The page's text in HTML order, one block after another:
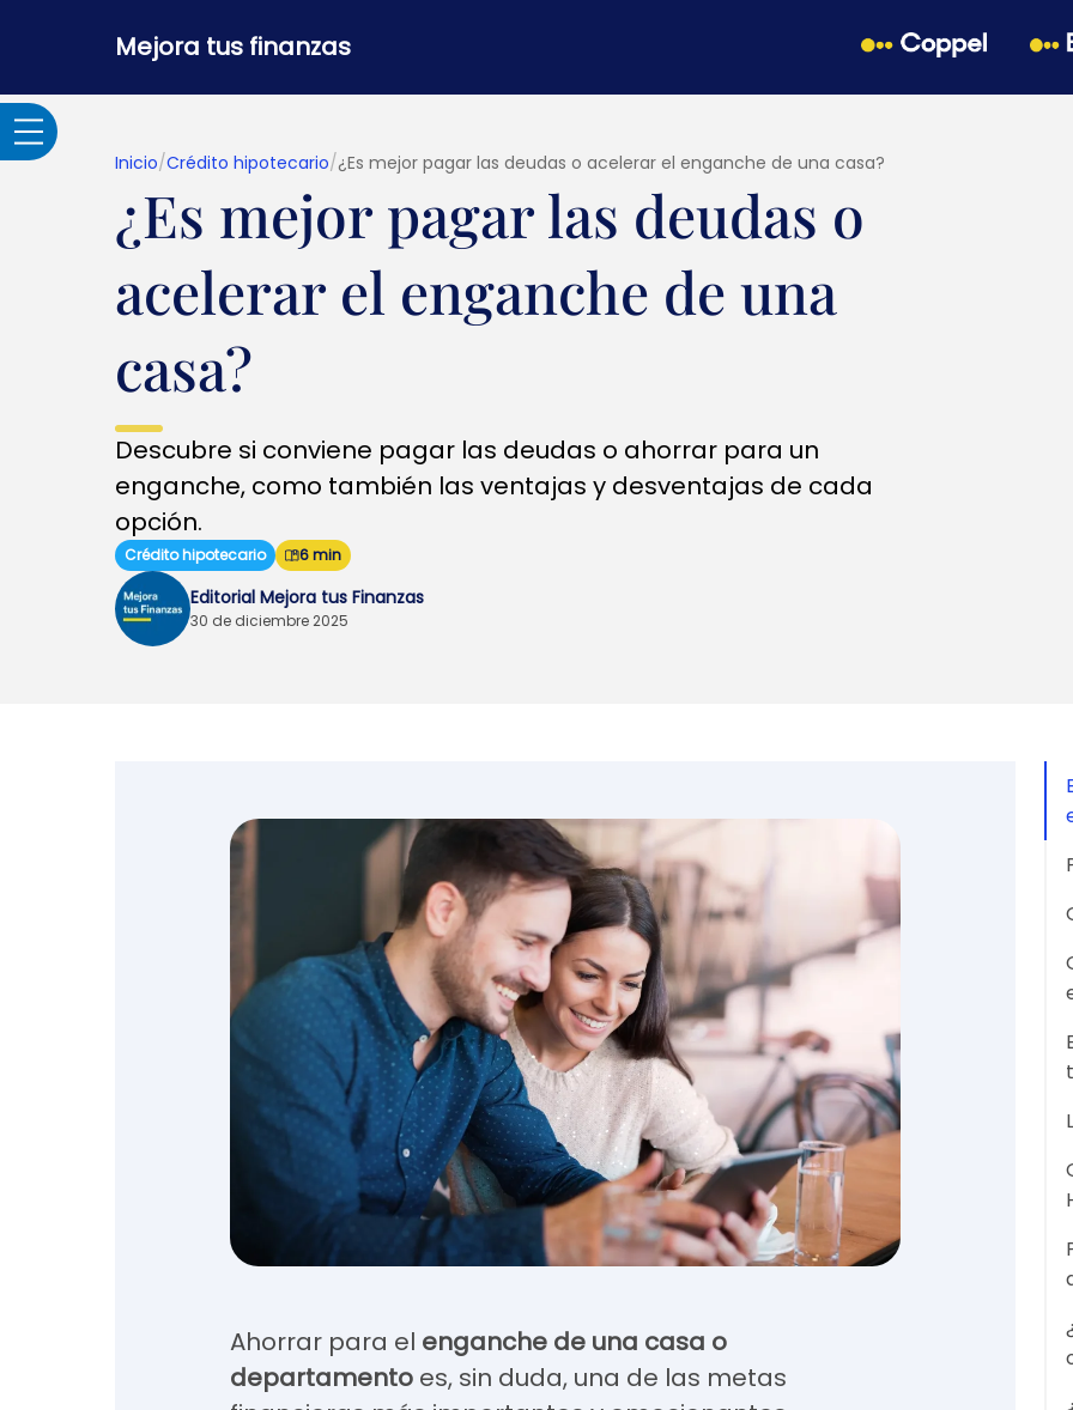
Mejora tus finanzas
Adultos Mayores
Banca por internet y
Crédito hipotecario
Créditos y
Emprendedores y
Inicio/Crédito hipotecario/¿Es mejor pagar las deudas o acelerar el enganche de una casa?
¿Es mejor pagar las deudas o
acelerar el enganche de una
casa?
Descubre si conviene pagar las deudas o ahorrar para un
enganche, como también las ventajas y desventajas de cada
opción.
Crédito hipotecario 6 min
Editorial Mejora tus Finanzas
30 de diciembre 2025
Ahorrar para el enganche de una casa o
departamento es, sin duda, una de las metas